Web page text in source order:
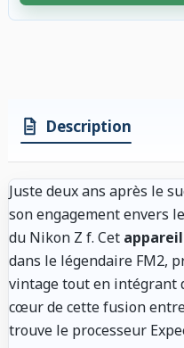
Description
Juste deux ans après le
son engagement envers
du Nikon Z f. Cet
dans le légendaire FM2,
vintage tout en intégrant
cœur de cette fusion
trouve le processeur